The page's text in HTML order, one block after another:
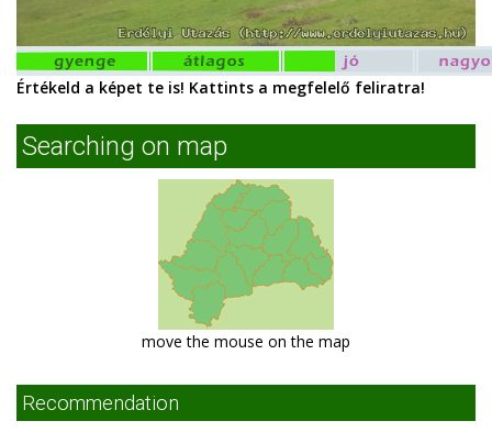
Értékeld a képet te is! Kattints a megfelelő feliratra!
Searching on map
move the mouse on the map
Recommendation